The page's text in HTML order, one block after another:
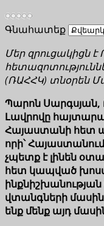
Գնահատեք
Մեր զրուցակիցն
(ՌԱՀՀԿ) տնօրեն
Պարոն Սարգսյան,
Լավրովը
Հայաստանի հետ
որի՝
չպետք է լինեն
հետ կապված
վտանգների
ենք մենք այդ